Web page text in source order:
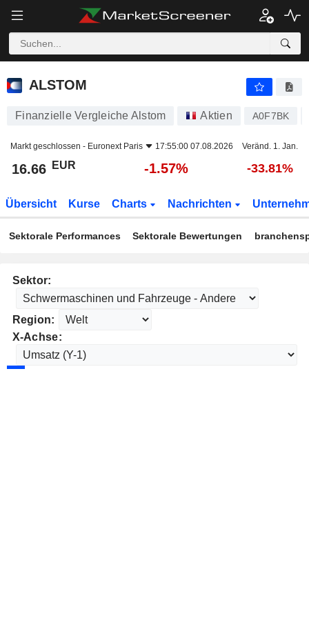
ALSTOM
ALSTOM
Finanzielle Vergleiche Alstom Aktien A0F7BK
Markt geschlossen - Euronext Paris 17:55:00 07.08.2026 Veränd. 1. Jan.
16.66 EUR -1.57% -33.81%
Übersicht Kurse Charts Nachrichten
Sektorale Performances Sektorale Bewertungen
Sektor:
Region:
X-Achse: